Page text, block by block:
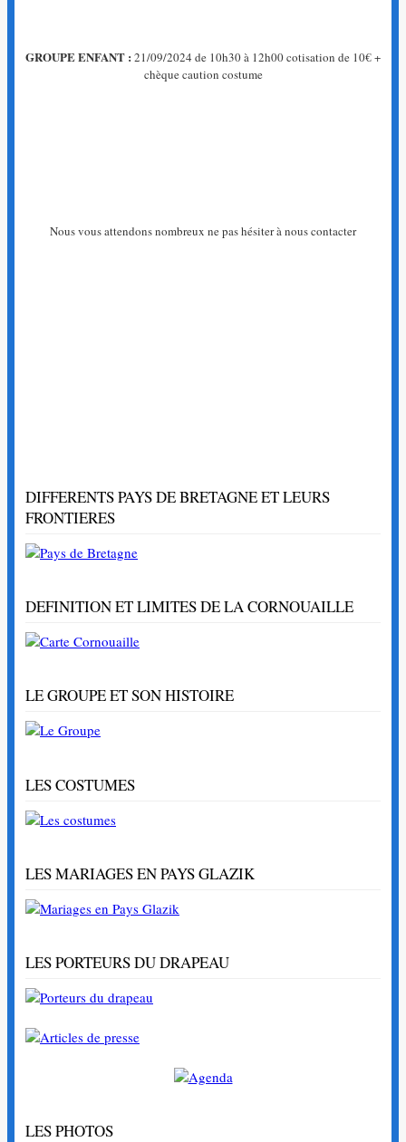
GROUPE ENFANT : 21/09/2024 de 10h30 à 12h00 cotisation de 10€ +
chèque caution costume
Nous vous attendons nombreux ne pas hésiter à nous contacter
DIFFERENTS PAYS DE BRETAGNE ET LEURS
FRONTIERES
DEFINITION ET LIMITES DE LA CORNOUAILLE
LE GROUPE ET SON HISTOIRE
LES COSTUMES
LES MARIAGES EN PAYS GLAZIK
LES PORTEURS DU DRAPEAU
LES PHOTOS